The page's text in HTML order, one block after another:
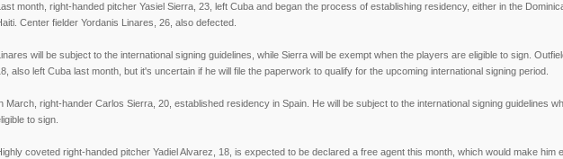
month, right-handed pitcher Yasiel Sierra, 23, left Cuba and began the process of establishing residency, either in the
Center fielder Yordanis Linares, 26, also defected.
will be subject to the international signing guidelines, while Sierra will be exempt when the players are eligible to sign.
also left Cuba last month, but it's uncertain if he will file the paperwork to qualify for the upcoming international signing period.
March, right-hander Carlos Sierra, 20, established residency in Spain. He will be subject to the international signing guidelines
to sign.
coveted right-handed pitcher Yadiel Alvarez, 18, is expected to be declared a free agent this month, which would make him